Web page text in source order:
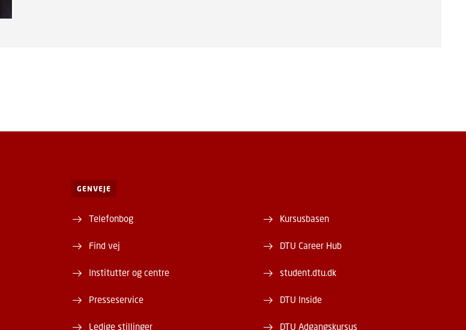
GENVEJE
Telefonbog
Find vej
Institutter og centre
Presseservice
Ledige stillinger
Kursusbasen
DTU Career Hub
student.dtu.dk
DTU Inside
DTU Adgangskursus